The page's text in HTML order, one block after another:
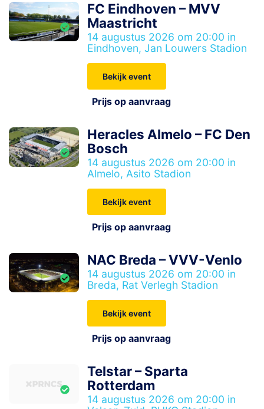
FC Eindhoven – MVV
Maastricht
14 augustus 2026 om 20:00 in
Eindhoven, Jan Louwers Stadion
Bekijk event
Prijs op aanvraag
Heracles Almelo – FC Den
Bosch
14 augustus 2026 om 20:00 in
Almelo, Asito Stadion
Bekijk event
Prijs op aanvraag
NAC Breda – VVV-Venlo
14 augustus 2026 om 20:00 in
Breda, Rat Verlegh Stadion
Bekijk event
Prijs op aanvraag
Telstar – Sparta
Rotterdam
14 augustus 2026 om 20:00 in